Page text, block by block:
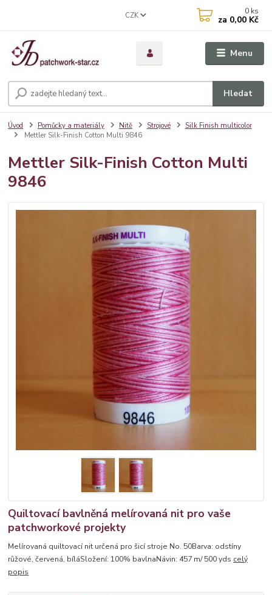
Menu
CZK
Hledat
0 ks
za 0,00 Kč
Úvod Pomůcky a materiály Nitě Strojové
Silk Finish multicolor
Mettler Silk-Finish Cotton Multi 9846
Mettler Silk-Finish Cotton Multi
9846
Quiltovací bavlněná melírovaná nit pro vaše
patchworkové projekty
Melírovaná quiltovací nit určená pro šicí stroje No. 50Barva: odstíny
růžové, červená, bíláSložení: 100% bavlnaNávin: 457 m/ 500 yds celý
popis